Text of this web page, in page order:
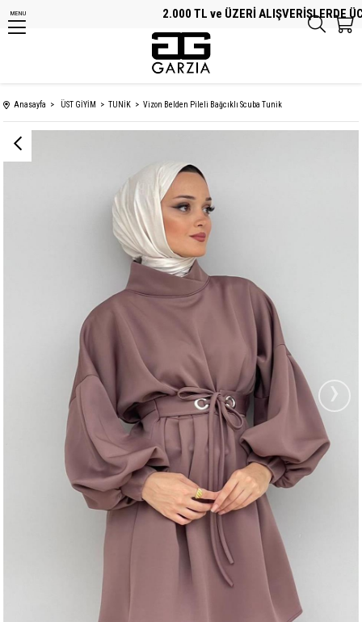
2.000 TL ve ÜZERİ ALIŞVERİŞLERDE
MENU
Anasayfa ÜST GİYİM TUNİK Vizon Belden Pileli Bağcıklı Scuba Tunik
›